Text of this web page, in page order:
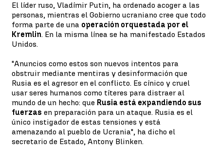
El líder ruso, Vladímir Putin, ha ordenado acoger a las
personas, mientras el Gobierno ucraniano cree que todo
forma parte de una operación orquestada por el
Kremlin. En la misma línea se ha manifestado Estados
Unidos.
"Anuncios como estos son nuevos intentos para
obstruir mediante mentiras y desinformación que
Rusia es el agresor en el conflicto. Es cínico y cruel
usar seres humanos como títeres para distraer al
mundo de un hecho: que Rusia está expandiendo sus
fuerzas en preparación para un ataque. Rusia es el
único instigador de estas tensiones y está
amenazando al pueblo de Ucrania", ha dicho el
secretario de Estado, Antony Blinken.